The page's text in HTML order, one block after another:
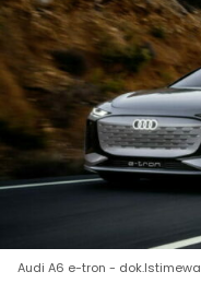
Audi A6 e-tron - dok.Istimewa